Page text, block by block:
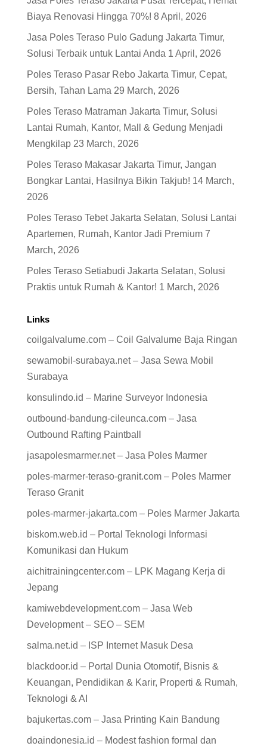
Biaya Renovasi Hingga 70%! 8 April, 2026
Jasa Poles Teraso Pulo Gadung Jakarta Timur,
Solusi Terbaik untuk Lantai Anda 1 April, 2026
Poles Teraso Pasar Rebo Jakarta Timur, Cepat,
Bersih, Tahan Lama 29 March, 2026
Poles Teraso Matraman Jakarta Timur, Solusi
Lantai Rumah, Kantor, Mall & Gedung Menjadi
Mengkilap 23 March, 2026
Poles Teraso Makasar Jakarta Timur, Jangan
Bongkar Lantai, Hasilnya Bikin Takjub! 14 March,
2026
Poles Teraso Tebet Jakarta Selatan, Solusi Lantai
Apartemen, Rumah, Kantor Jadi Premium 7
March, 2026
Poles Teraso Setiabudi Jakarta Selatan, Solusi
Praktis untuk Rumah & Kantor! 1 March, 2026
Links
coilgalvalume.com – Coil Galvalume Baja Ringan
sewamobil-surabaya.net – Jasa Sewa Mobil
Surabaya
konsulindo.id – Marine Surveyor Indonesia
outbound-bandung-cileunca.com – Jasa
Outbound Rafting Paintball
jasapolesmarmer.net – Jasa Poles Marmer
poles-marmer-teraso-granit.com – Poles Marmer
Teraso Granit
poles-marmer-jakarta.com – Poles Marmer Jakarta
biskom.web.id – Portal Teknologi Informasi
Komunikasi dan Hukum
aichitrainingcenter.com – LPK Magang Kerja di
Jepang
kamiwebdevelopment.com – Jasa Web
Development – SEO – SEM
salma.net.id – ISP Internet Masuk Desa
blackdoor.id – Portal Dunia Otomotif, Bisnis &
Keuangan, Pendidikan & Karir, Properti & Rumah,
Teknologi & AI
bajukertas.com – Jasa Printing Kain Bandung
doaindonesia.id – Modest fashion formal dan